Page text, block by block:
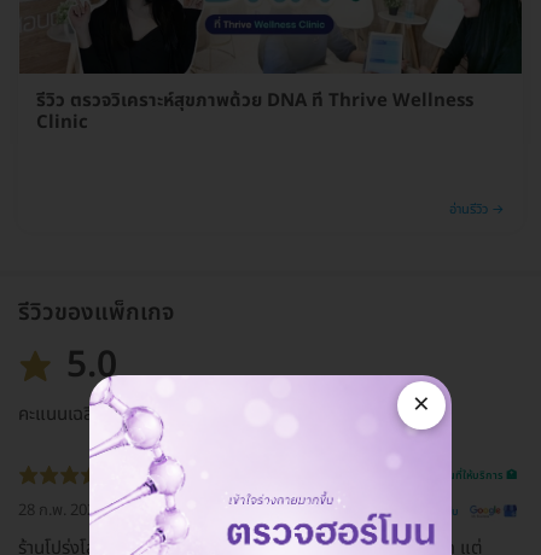
รีวิว ตรวจวิเคราะห์สุขภาพด้วย DNA ที่ Thrive Wellness
Clinic
อ่านรีวิว →
รีวิวของแพ็กเกจ
5.0
คะแนนเฉลี่ย
รีวิวสถานที่ให้บริการ 🏥
28 ก.พ. 2021 ดูรีวิวต้นฉบับ
ร้านโปร่งโล่งสบาย คนไม่แออัด ที่สำคัญนะคะ ฟ้าหาเส้นยากมาก แต่
×